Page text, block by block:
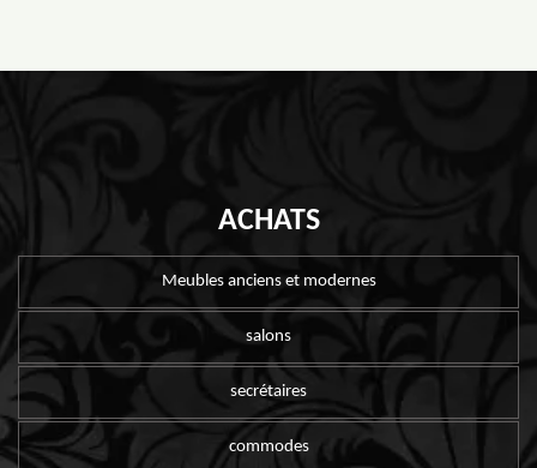
ACHATS
Meubles anciens et modernes
salons
secrétaires
commodes